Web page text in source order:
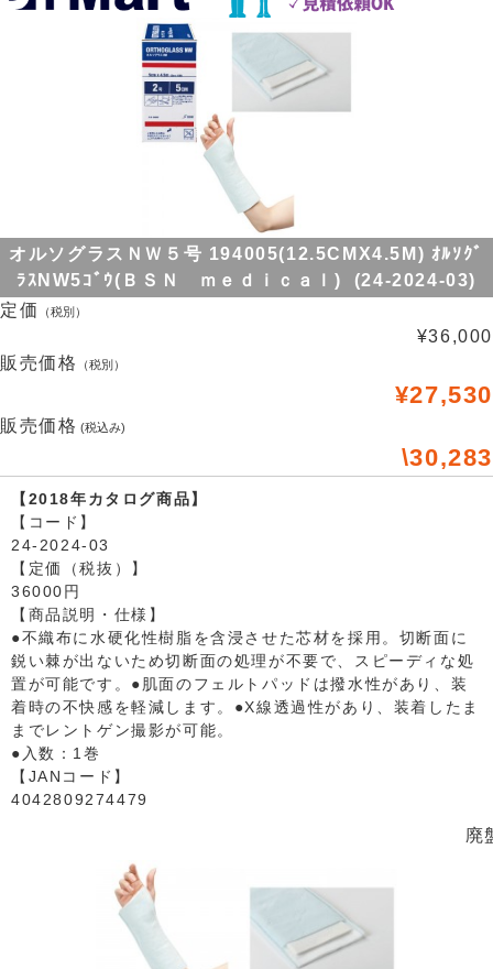
オルソグラスＮＷ５号 194005(12.5CMX4.5M) ｵﾙｿｸﾞ
ﾗｽNW5ｺﾞｳ(ＢＳＮ ｍｅｄｉｃａｌ) (24-2024-03)
定価
（税別）
¥36,000
販売価格
（税別）
¥27,530
販売価格 (税込み)
\30,283
【2018年カタログ商品】
【コード】
24-2024-03
【定価（税抜）】
36000円
【商品説明・仕様】
●不織布に水硬化性樹脂を含浸させた芯材を採用。切断面に
鋭い棘が出ないため切断面の処理が不要で、スピーディな処
置が可能です。●肌面のフェルトパッドは撥水性があり、装
着時の不快感を軽減します。●X線透過性があり、装着したま
までレントゲン撮影が可能。
●入数：1巻
【JANコード】
4042809274479
廃